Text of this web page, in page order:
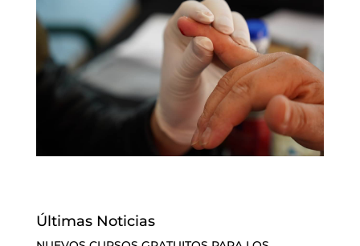
Últimas Noticias